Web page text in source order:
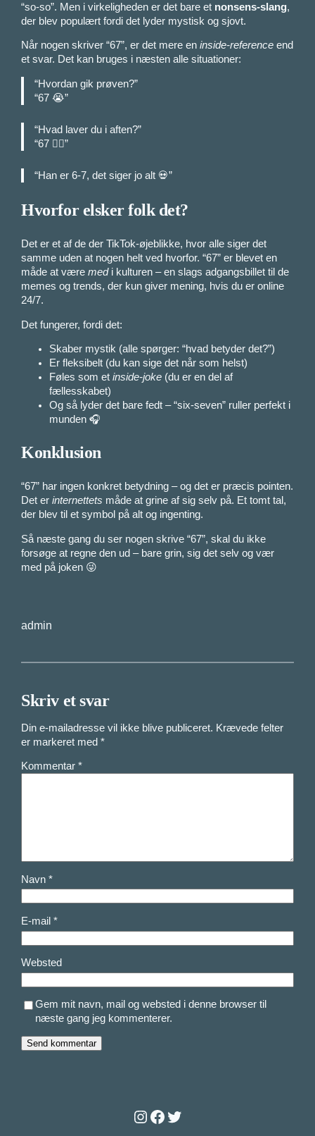
“so-so”. Men i virkeligheden er det bare et nonsens-slang,
der blev populært fordi det lyder mystisk og sjovt.
Når nogen skriver “67”, er det mere eninside-reference end
et svar. Det kan bruges i næsten alle situationer:
“Hvordan gik prøven?”
“67 😭”
“Hvad laver du i aften?”
“67 🤷‍♀️”
“Han er 6-7, det siger jo alt 💀”
Hvorfor elsker folk det?
Det er et af de der TikTok-øjeblikke, hvor alle siger det
samme uden at nogen helt ved hvorfor. “67” er blevet en
måde at væremedi kulturen – en slags adgangsbillet til de
memes og trends, der kun giver mening, hvis du er online
24/7.
Det fungerer, fordi det:
Skaber mystik (alle spørger: “hvad betyder det?”)
Er fleksibelt (du kan sige det når som helst)
Føles som etinside-joke (du er en del af
fællesskabet)
Og så lyder det bare fedt – “six-seven” ruller perfekt i
munden 🎧
Konklusion
“67” har ingen konkret betydning – og det er præcis pointen.
Det erinternettets måde at grine af sig selv på. Et tomt tal,
der blev til et symbol på alt og ingenting.
Så næste gang du ser nogen skrive “67”, skal du ikke
forsøge at regne den ud – bare grin, sig det selv og vær
med på joken 😜
admin
Skriv et svar
Din e-mailadresse vil ikke blive publiceret. Krævede felter
er markeret med*
Kommentar*
Navn*
E-mail*
Websted
Gem mit navn, mail og websted i denne browser til
næste gang jeg kommenterer.
Instagram
Facebook
Twitter